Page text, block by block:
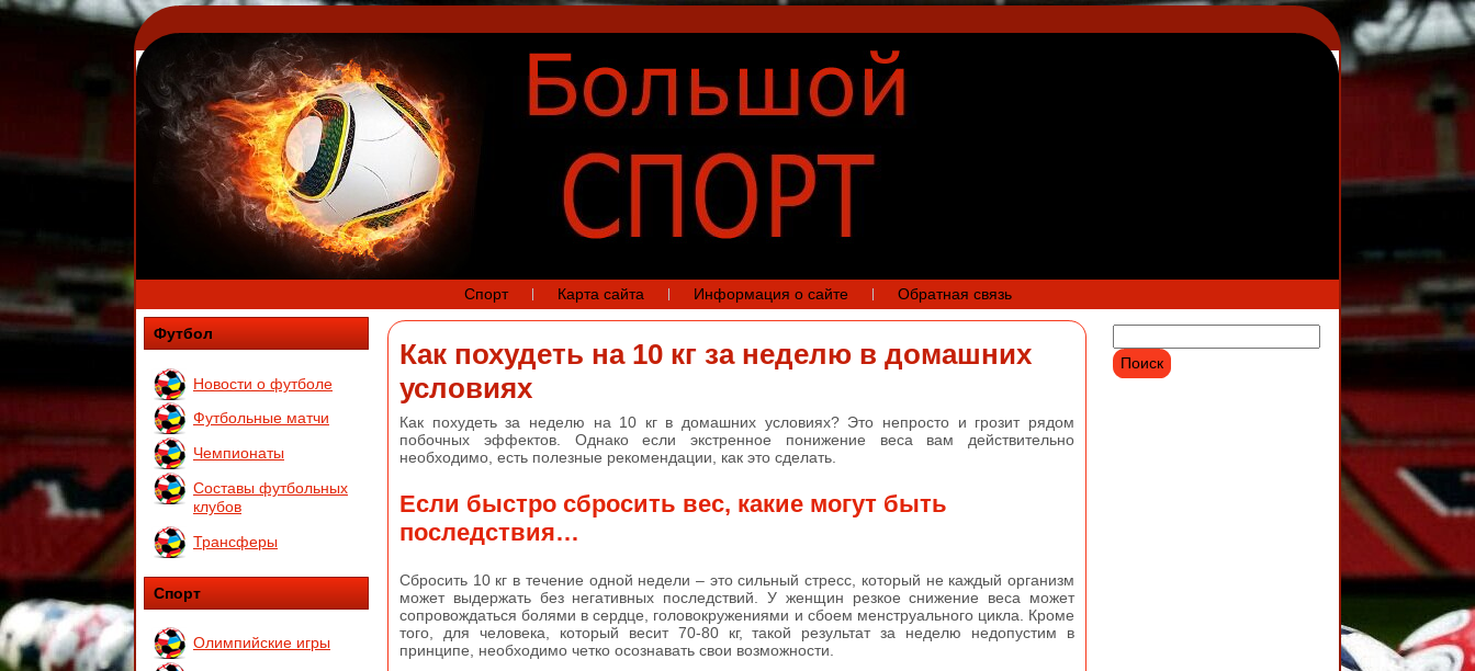
Спорт Карта сайта Информация о сайте Обратная связь
Футбол
Новости о футболе
Футбольные матчи
Чемпионаты
Составы футбольных
клубов
Трансферы
Спорт
Олимпийские игры
Как похудеть на 10 кг за неделю в домашних
условиях
Как похудеть за неделю на 10 кг в домашних условиях? Это непросто и грозит рядом
побочных эффектов. Однако если экстренное понижение веса вам действительно
необходимо, есть полезные рекомендации, как это сделать.
Если быстро сбросить вес, какие могут быть
последствия…
Сбросить 10 кг в течение одной недели – это сильный стресс, который не каждый организм
может выдержать без негативных последствий. У женщин резкое снижение веса может
сопровождаться болями в сердце, головокружениями и сбоем менструального цикла. Кроме
того, для человека, который весит 70-80 кг, такой результат за неделю недопустим в
принципе, необходимо четко осознавать свои возможности.